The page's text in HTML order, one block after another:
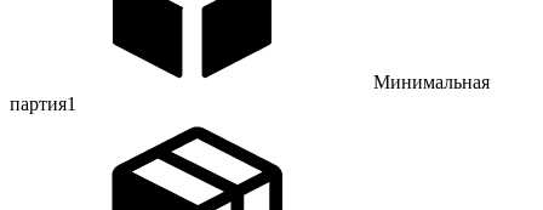
Минимальная
партия1